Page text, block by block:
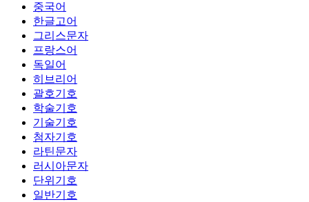
중국어
한글고어
그리스문자
프랑스어
독일어
히브리어
괄호기호
학술기호
기술기호
첨자기호
라틴문자
러시아문자
단위기호
일반기호